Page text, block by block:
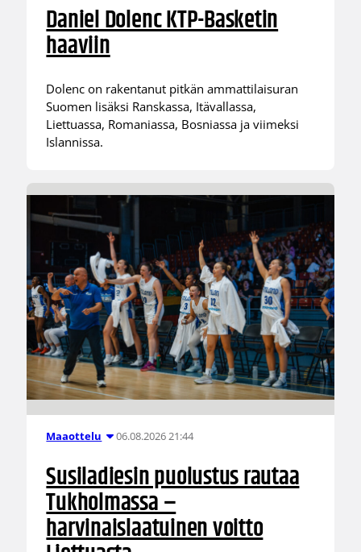
Daniel Dolenc KTP-Basketin
haaviin
Dolenc on rakentanut pitkän ammattilaisuran
Suomen lisäksi Ranskassa, Itävallassa,
Liettuassa, Romaniassa, Bosniassa ja viimeksi
Islannissa.
Maaottelu 06.08.2026 21:44
Susiladiesin puolustus rautaa
Tukholmassa –
harvinaislaatuinen voitto